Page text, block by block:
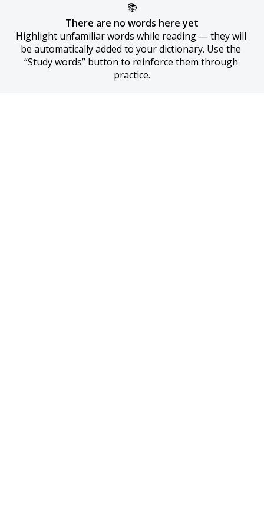
📚
There are no words here yet
Highlight unfamiliar words while reading — they will
be automatically added to your dictionary. Use the
“Study words” button to reinforce them through
practice.